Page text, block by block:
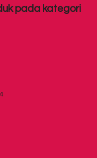
pada kategori